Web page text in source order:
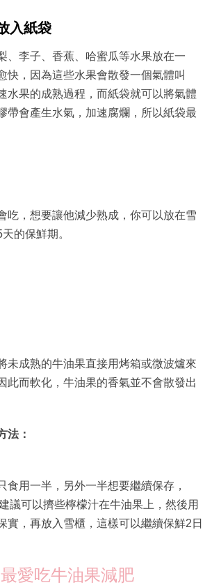
入紙袋
、李子、香蕉、哈蜜瓜等水果放在一
快，因為這些水果會散發一個氣體叫
水果的成熟過程，而紙袋就可以將氣體
帶會產生水氣，加速腐爛，所以紙袋最
吃，想要讓他減少熟成，你可以放在雪
的保鮮期。
未成熟的牛油果直接用烤箱或微波爐來
此而軟化，牛油果的香氣並不會散發出
法：
食用一半，另外一半想要繼續保存，
議可以擠些檸檬汁在牛油果上，然後用
實，再放入雪櫃，這樣可以繼續保鮮2日
愛吃牛油果減肥